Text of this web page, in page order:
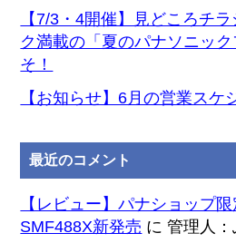
【7/3・4開催】見どころチ
ク満載の「夏のパナソニッ
そ！
【お知らせ】6月の営業スケ
最近のコメント
【レビュー】パナショップ
SMF488X新発売 に管理人